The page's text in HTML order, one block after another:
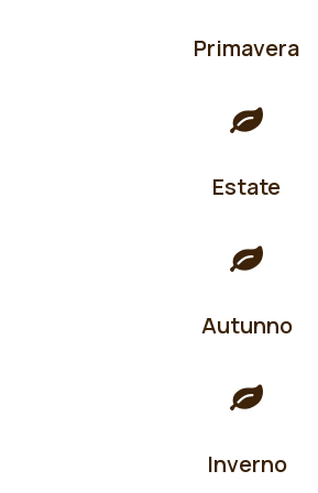
Primavera
Estate
Autunno
Inverno